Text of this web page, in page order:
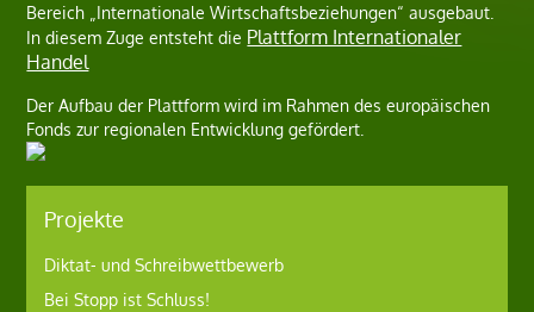
Bereich „Internationale Wirtschaftsbeziehungen“ ausgebaut.
In diesem Zuge entsteht die Plattform Internationaler
Handel
Der Aufbau der Plattform wird im Rahmen des europäischen
Fonds zur regionalen Entwicklung gefördert.
Projekte
Diktat- und Schreibwettbewerb
Bei Stopp ist Schluss!